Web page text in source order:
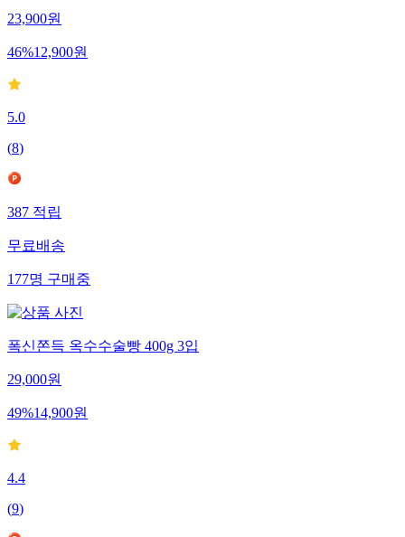
23,900원
46%12,900원
5.0
(8)
387적립
무료배송
177명구매중
폭신쫀득 옥수수술빵 400g 3입
29,000원
49%14,900원
4.4
(9)